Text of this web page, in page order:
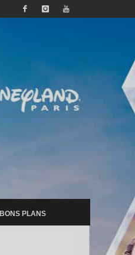
BONS PLANS